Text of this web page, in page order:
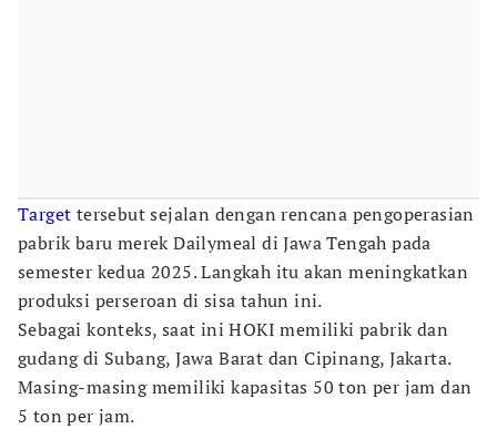
Target tersebut sejalan dengan rencana pengoperasian
pabrik baru merek Dailymeal di Jawa Tengah pada
semester kedua 2025. Langkah itu akan meningkatkan
produksi perseroan di sisa tahun ini.
Sebagai konteks, saat ini HOKI memiliki pabrik dan
gudang di Subang, Jawa Barat dan Cipinang, Jakarta.
Masing-masing memiliki kapasitas 50 ton per jam dan
5 ton per jam.